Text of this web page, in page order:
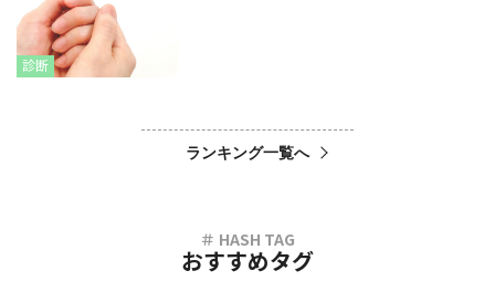
診断
ランキング一覧へ
おすすめタグ